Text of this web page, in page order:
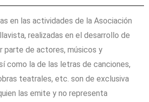
en las actividades de la Asociación
realizadas en el desarrollo de
parte de actores, músicos y
como la de las letras de canciones,
teatrales, etc. son de exclusiva
las emite y no representa